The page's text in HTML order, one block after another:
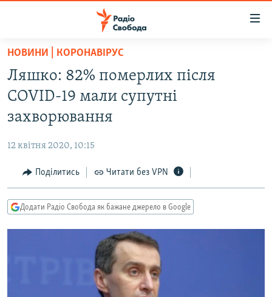
Перейти
основного
матеріалу
до
основної
Перейти
до
пошуку
СУСПІЛЬСТВО
РОСІЙСЬКА «ФІЛЬТРАЦІЯ»
ДОНБАС.РЕАЛІЇ
ТИ ЯК?
НОВИНИ | КОРОНАВІРУС
Ляшко: 82% померлих після
COVID-19 мали супутні
захворювання
12 квітня 2020, 10:15
Поділитись Читати без VPN
Додати Радіо Свобода як бажане джерело в Google